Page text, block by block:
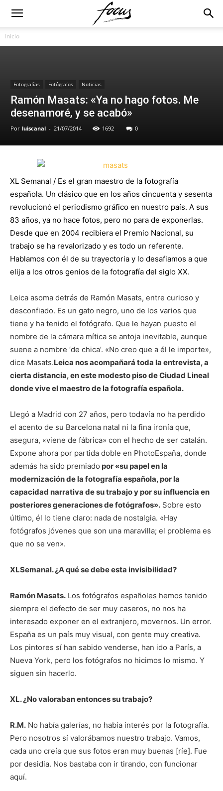
Inicio
Fotografías Fotógrafos Noticias
Ramón Masats: «Ya no hago fotos. Me
desenamoré, y se acabó»
Por luiscanal - 21/07/2014 1692 0
XL Semanal / Es el gran maestro de la fotografía
española. Un clásico que en los años cincuenta y sesenta
revolucionó el periodismo gráfico en nuestro país. A sus
83 años, ya no hace fotos, pero no para de exponerlas.
Desde que en 2004 recibiera el Premio Nacional, su
trabajo se ha revalorizado y es todo un referente.
Hablamos con él de su trayectoria y lo desafiamos a que
elija a los otros genios de la fotografía del siglo XX.
Leica asoma detrás de Ramón Masats, entre curioso y
desconfiado. Es un gato negro, uno de los varios que
tiene y ha tenido el fotógrafo. Que le hayan puesto el
nombre de la cámara mítica se antoja inevitable, aunque
suene a nombre ‘de chica’. «No creo que a él le importe»,
dice Masats.Leica nos acompañará toda la entrevista, a
cierta distancia, en este modesto piso de Ciudad Lineal
donde vive el maestro de la fotografía española.
Llegó a Madrid con 27 años, pero todavía no ha perdido
el acento de su Barcelona natal ni la fina ironía que,
asegura, «viene de fábrica» con el hecho de ser catalán.
Expone ahora por partida doble en PhotoEspaña, donde
además ha sido premiado por «su papel en la
modernización de la fotografía española, por la
capacidad narrativa de su trabajo y por su influencia en
posteriores generaciones de fotógrafos». Sobre esto
último, él lo tiene claro: nada de nostalgia. «Hay
fotógrafos jóvenes que son una maravilla; el problema es
que no se ven».
XLSemanal. ¿A qué se debe esta invisibilidad?
Ramón Masats. Los fotógrafos españoles hemos tenido
siempre el defecto de ser muy caseros, no nos ha
interesado exponer en el extranjero, movernos. Un error.
España es un país muy visual, con gente muy creativa.
Los pintores sí han sabido venderse, han ido a París, a
Nueva York, pero los fotógrafos no hicimos lo mismo. Y
siguen sin hacerlo.
XL. ¿No valoraban entonces su trabajo?
R.M. No había galerías, no había interés por la fotografía.
Pero nosotros sí valorábamos nuestro trabajo. Vamos,
cada uno creía que sus fotos eran muy buenas [ríe]. Fue
por desidia. Nos bastaba con ir tirando, con funcionar
aquí.